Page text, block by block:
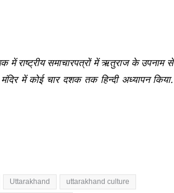
राष्ट्रीय समाचारपत्रों में ऋतुराज के उपनाम से
मंदिर में कोई चार दशक तक हिन्दी अध्यापन किया.
Uttarakhand uttarakhand culture